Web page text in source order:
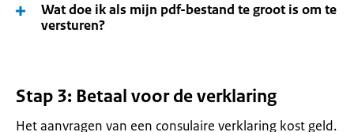
Wat doe ik als mijn pdf-bestand te groot is om te
versturen?
Stap 3: Betaal voor de verklaring
Het aanvragen van een consulaire verklaring kost geld.